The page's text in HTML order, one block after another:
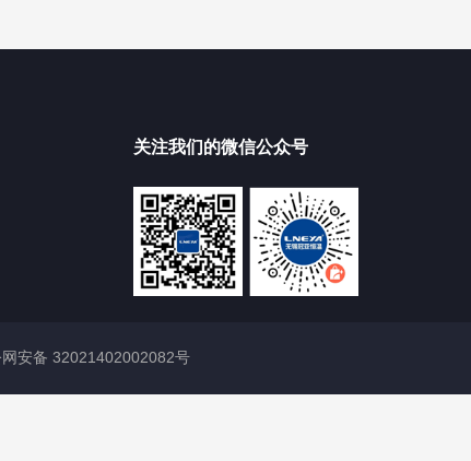
关注我们的微信公众号
安备 32021402002082号